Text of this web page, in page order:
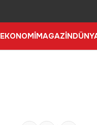
EKONOMİMAGAZİN